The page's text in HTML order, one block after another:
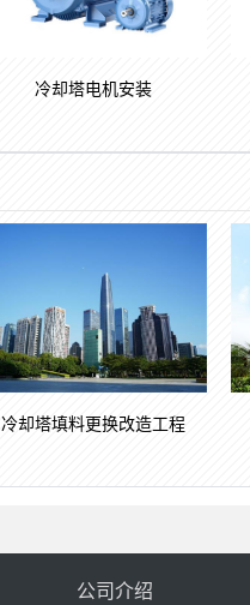
冷却塔电机安装
冷却塔填料更换改造工程
公司介绍